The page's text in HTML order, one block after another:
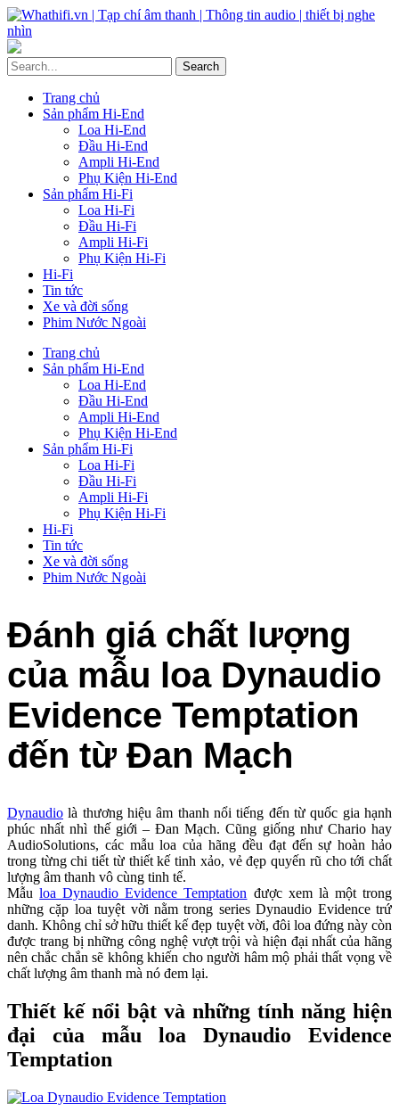
Trang chủ
Sản phẩm Hi-End
Loa Hi-End
Đầu Hi-End
Ampli Hi-End
Phụ Kiện Hi-End
Sản phẩm Hi-Fi
Loa Hi-Fi
Đầu Hi-Fi
Ampli Hi-Fi
Phụ Kiện Hi-Fi
Hi-Fi
Tin tức
Xe và đời sống
Phim Nước Ngoài
Trang chủ
Sản phẩm Hi-End
Loa Hi-End
Đầu Hi-End
Ampli Hi-End
Phụ Kiện Hi-End
Sản phẩm Hi-Fi
Loa Hi-Fi
Đầu Hi-Fi
Ampli Hi-Fi
Phụ Kiện Hi-Fi
Hi-Fi
Tin tức
Xe và đời sống
Phim Nước Ngoài
Đánh giá chất lượng
của mẫu loa Dynaudio
Evidence Temptation
đến từ Đan Mạch
Dynaudio là thương hiệu âm thanh nổi tiếng đến từ quốc gia hạnh
phúc nhất nhì thế giới – Đan Mạch. Cũng giống như Chario hay
AudioSolutions, các mẫu loa của hãng đều đạt đến sự hoàn hảo
trong từng chi tiết từ thiết kế tinh xảo, vẻ đẹp quyến rũ cho tới chất
lượng âm thanh vô cùng tinh tế.
Mẫuloa Dynaudio Evidence Temptation được xem là một trong
những cặp loa tuyệt vời nằm trong series Dynaudio Evidence trứ
danh. Không chỉ sở hữu thiết kế đẹp tuyệt vời, đôi loa đứng này còn
được trang bị những công nghệ vượt trội và hiện đại nhất của hãng
nên chắc chắn sẽ không khiến cho người hâm mộ phải thất vọng về
chất lượng âm thanh mà nó đem lại.
Thiết kế nổi bật và những tính năng hiện
đại của mẫu loa Dynaudio Evidence
Temptation